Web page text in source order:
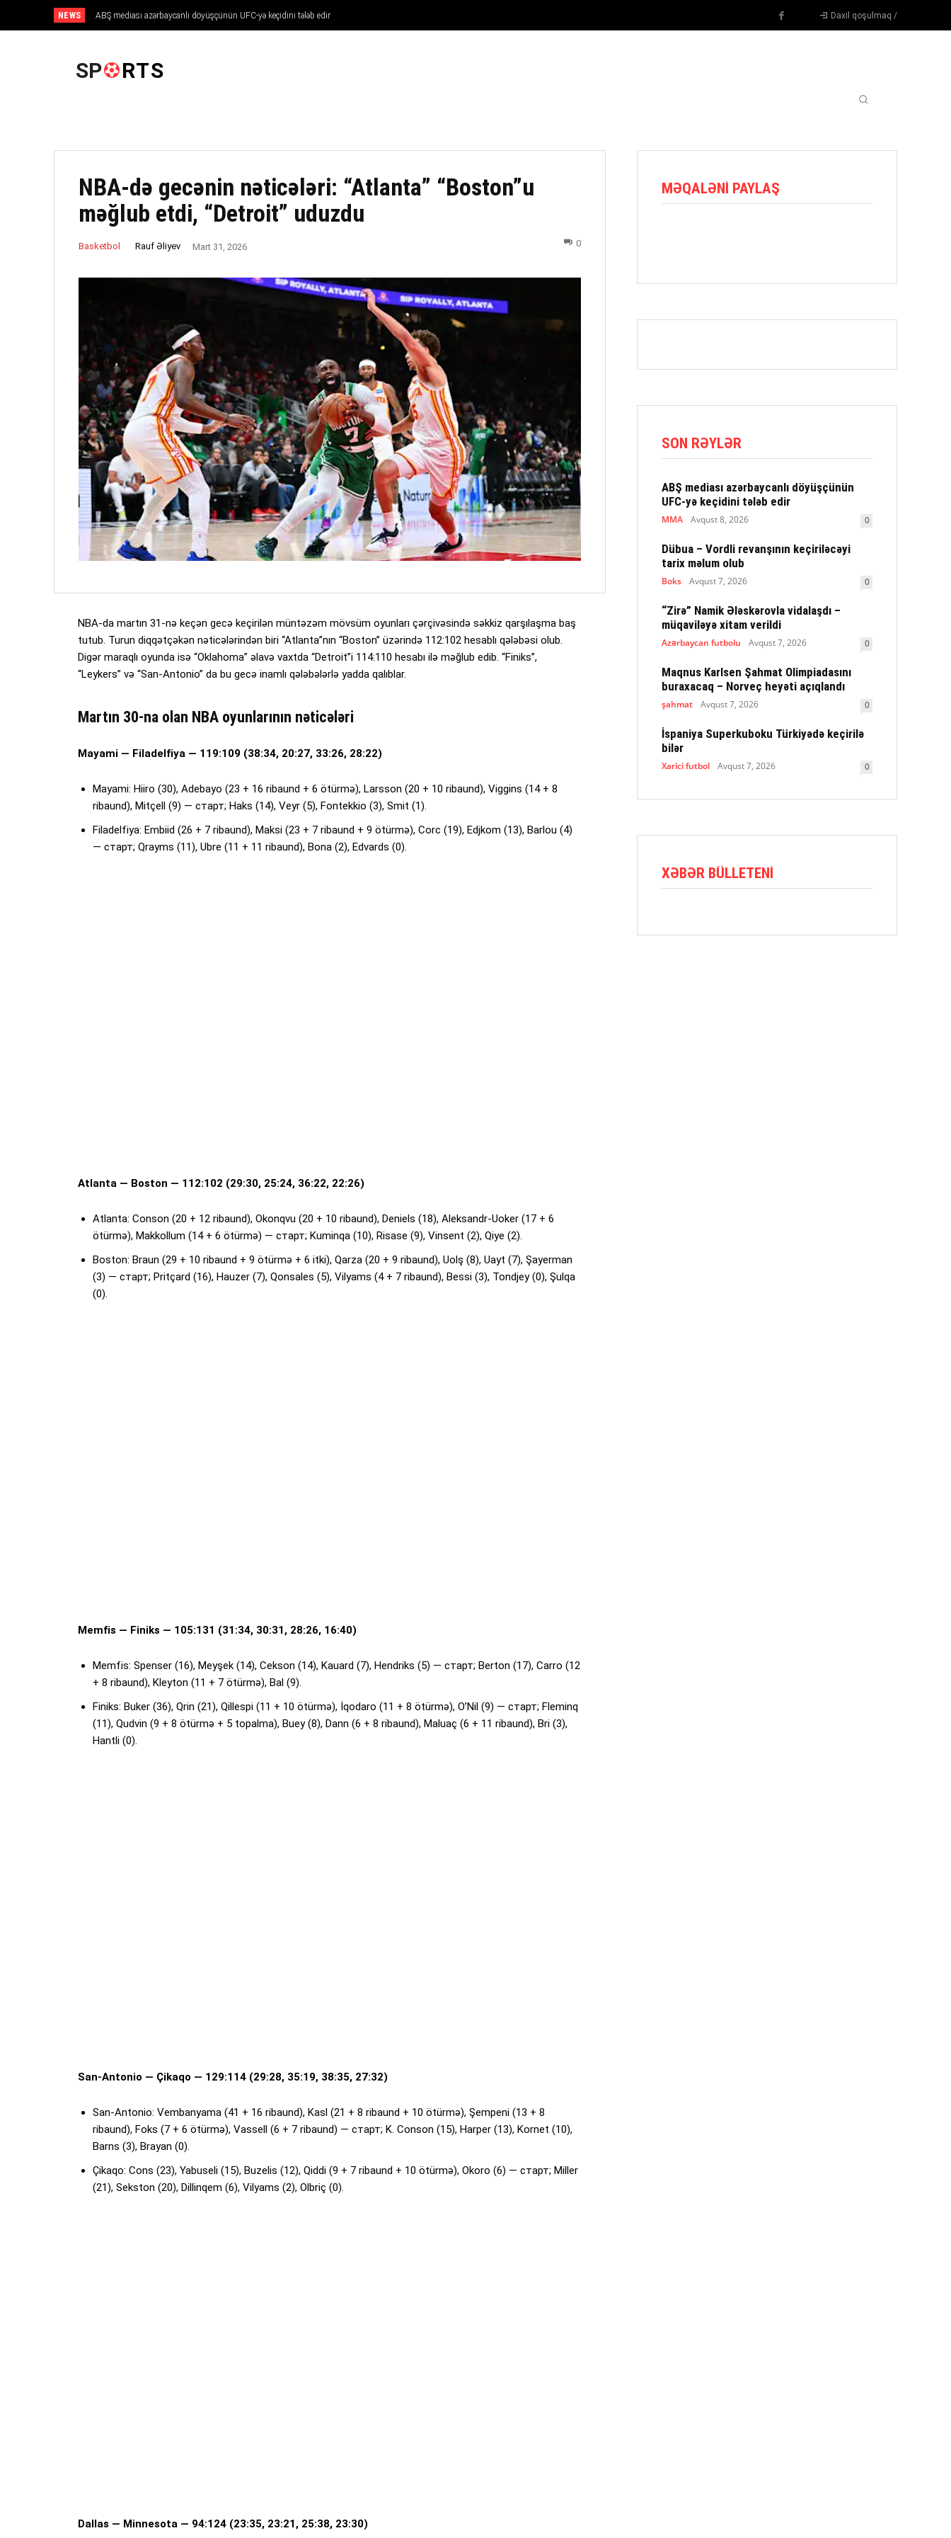
NEWS ABŞ mediası azərbaycanlı döyüşçünün UFC-yə keçidini tələb edir Daxil qoşulmaq /
SP RTS
NBA-də gecənin nəticələri: “Atlanta” “Boston”u
məğlub etdi, “Detroit” uduzdu
Basketbol Rauf Əliyev Mart 31, 2026 0
NBA-da martın 31-nə keçən gecə keçirilən müntəzəm mövsüm oyunları çərçivəsində səkkiz qarşılaşma baş
tutub. Turun diqqətçəkən nəticələrindən biri “Atlanta”nın “Boston” üzərində 112:102 hesablı qələbəsi olub.
Digər maraqlı oyunda isə “Oklahoma” əlavə vaxtda “Detroit”i 114:110 hesabı ilə məğlub edib. “Finiks”,
“Leykers” və “San-Antonio” da bu gecə inamlı qələbələrlə yadda qalıblar.
Martın 30-na olan NBA oyunlarının nəticələri
Mayami — Filadelfiya — 119:109 (38:34, 20:27, 33:26, 28:22)
Mayami: Hiiro (30), Adebayo (23 + 16 ribaund + 6 ötürmə), Larsson (20 + 10 ribaund), Viggins (14 + 8
ribaund), Mitçell (9) — старт; Haks (14), Veyr (5), Fontekkio (3), Smit (1).
Filadelfiya: Embiid (26 + 7 ribaund), Maksi (23 + 7 ribaund + 9 ötürmə), Corc (19), Edjkom (13), Barlou (4)
— старт; Qrayms (11), Ubre (11 + 11 ribaund), Bona (2), Edvards (0).
Atlanta — Boston — 112:102 (29:30, 25:24, 36:22, 22:26)
Atlanta: Conson (20 + 12 ribaund), Okonqvu (20 + 10 ribaund), Deniels (18), Aleksandr-Uoker (17 + 6
ötürmə), Makkollum (14 + 6 ötürmə) — старт; Kuminqa (10), Risase (9), Vinsent (2), Qiye (2).
Boston: Braun (29 + 10 ribaund + 9 ötürmə + 6 itki), Qarza (20 + 9 ribaund), Uolş (8), Uayt (7), Şayerman
(3) — старт; Pritçard (16), Hauzer (7), Qonsales (5), Vilyams (4 + 7 ribaund), Bessi (3), Tondjey (0), Şulqa
(0).
Memfis — Finiks — 105:131 (31:34, 30:31, 28:26, 16:40)
Memfis: Spenser (16), Meyşek (14), Cekson (14), Kauard (7), Hendriks (5) — старт; Berton (17), Carro (12
+ 8 ribaund), Kleyton (11 + 7 ötürmə), Bal (9).
Finiks: Buker (36), Qrin (21), Qillespi (11 + 10 ötürmə), İqodaro (11 + 8 ötürmə), O’Nil (9) — старт; Fleminq
(11), Qudvin (9 + 8 ötürmə + 5 topalma), Buey (8), Dann (6 + 8 ribaund), Maluaç (6 + 11 ribaund), Bri (3),
Hantli (0).
San-Antonio — Çikaqo — 129:114 (29:28, 35:19, 38:35, 27:32)
San-Antonio: Vembanyama (41 + 16 ribaund), Kasl (21 + 8 ribaund + 10 ötürmə), Şempeni (13 + 8
ribaund), Foks (7 + 6 ötürmə), Vassell (6 + 7 ribaund) — старт; K. Conson (15), Harper (13), Kornet (10),
Barns (3), Brayan (0).
Çikaqo: Cons (23), Yabuseli (15), Buzelis (12), Qiddi (9 + 7 ribaund + 10 ötürmə), Okoro (6) — старт; Miller
(21), Sekston (20), Dillinqem (6), Vilyams (2), Olbriç (0).
Dallas — Minnesota — 94:124 (23:35, 23:21, 25:38, 23:30)
MƏQALƏNI PAYLAŞ
SON RƏYLƏR
ABŞ mediası azərbaycanlı döyüşçünün
UFC-yə keçidini tələb edir
MMA Avqust 8, 2026 0
Dübua – Vordli revanşının keçiriləcəyi
tarix məlum olub
Boks Avqust 7, 2026 0
“Zirə” Namik Ələskərovla vidalaşdı –
müqaviləyə xitam verildi
Azərbaycan futbolu Avqust 7, 2026 0
Maqnus Karlsen Şahmat Olimpiadasını
buraxacaq – Norveç heyəti açıqlandı
şahmat Avqust 7, 2026 0
İspaniya Superkuboku Türkiyədə keçirilə
bilər
Xarici futbol Avqust 7, 2026 0
XƏBƏR BÜLLETENI